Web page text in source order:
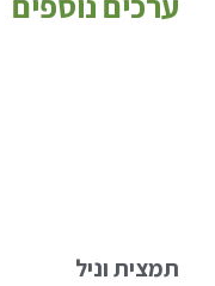
תמצית וניל